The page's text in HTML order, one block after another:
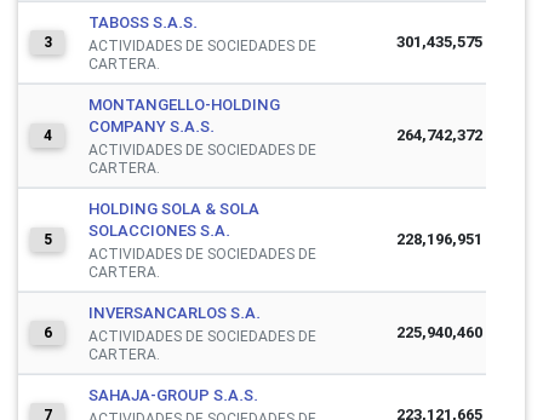
3
TABOSS S.A.S.
ACTIVIDADES DE SOCIEDADES DE
CARTERA.
301,435,575
4
MONTANGELLO-HOLDING
COMPANY S.A.S.
ACTIVIDADES DE SOCIEDADES DE
CARTERA.
264,742,372
5
HOLDING SOLA & SOLA
SOLACCIONES S.A.
ACTIVIDADES DE SOCIEDADES DE
CARTERA.
228,196,951
6
INVERSANCARLOS S.A.
ACTIVIDADES DE SOCIEDADES DE
CARTERA.
225,940,460
7
SAHAJA-GROUP S.A.S.
223,121,665